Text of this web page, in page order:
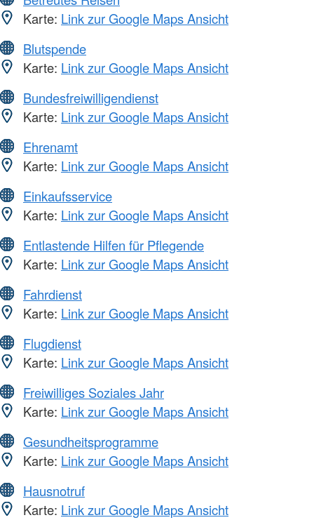
Karte: Link zur Google Maps Ansicht
Blutspende
Karte: Link zur Google Maps Ansicht
Bundesfreiwilligendienst
Karte: Link zur Google Maps Ansicht
Ehrenamt
Karte: Link zur Google Maps Ansicht
Einkaufsservice
Karte: Link zur Google Maps Ansicht
Entlastende Hilfen für Pflegende
Karte: Link zur Google Maps Ansicht
Fahrdienst
Karte: Link zur Google Maps Ansicht
Flugdienst
Karte: Link zur Google Maps Ansicht
Freiwilliges Soziales Jahr
Karte: Link zur Google Maps Ansicht
Gesundheitsprogramme
Karte: Link zur Google Maps Ansicht
Hausnotruf
Karte: Link zur Google Maps Ansicht